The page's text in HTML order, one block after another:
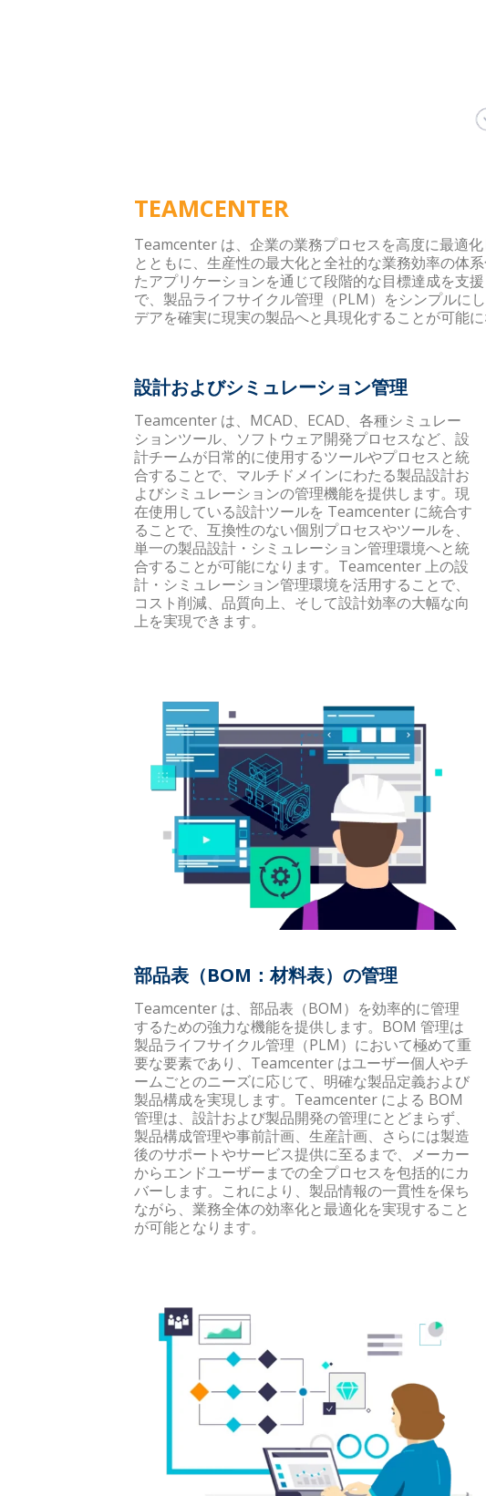
TEAMCENTER
Teamcenter は、企業の業務プロセスを高度に最適
とともに、生産性の最大化と全社的な業務効率の体
たアプリケーションを通じて段階的な目標達成を支
で、製品ライフサイクル管理（PLM）をシンプルに
デアを確実に現実の製品へと具現化することが可能に
設計およびシミュレーション管理
Teamcenter は、MCAD、ECAD、各種シミュレー
ションツール、ソフトウェア開発プロセスなど、設
計チームが日常的に使用するツールやプロセスと統
合することで、マルチドメインにわたる製品設計お
よびシミュレーションの管理機能を提供します。現
在使用している設計ツールを Teamcenter に統合す
ることで、互換性のない個別プロセスやツールを、
単一の製品設計・シミュレーション管理環境へと統
合することが可能になります。Teamcenter 上の設
計・シミュレーション管理環境を活用することで、
コスト削減、品質向上、そして設計効率の大幅な向
上を実現できます。
部品表（BOM：材料表）の管理
Teamcenter は、部品表（BOM）を効率的に管理
するための強力な機能を提供します。BOM 管理は
製品ライフサイクル管理（PLM）において極めて重
要な要素であり、Teamcenter はユーザー個人やチ
ームごとのニーズに応じて、明確な製品定義および
製品構成を実現します。Teamcenter による BOM
管理は、設計および製品開発の管理にとどまらず、
製品構成管理や事前計画、生産計画、さらには製造
後のサポートやサービス提供に至るまで、メーカー
からエンドユーザーまでの全プロセスを包括的にカ
バーします。これにより、製品情報の一貫性を保ち
ながら、業務全体の効率化と最適化を実現すること
が可能となります。